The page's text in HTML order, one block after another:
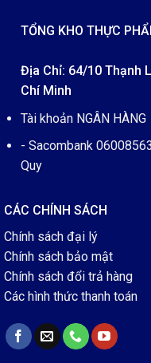
TỔNG KHO THỰC
Địa Chỉ: 64/10 Thạnh
Chí Minh
Tài khoản NGÂN HÀNG
- Sacombank
Quy
CÁC CHÍNH SÁCH
Chính sách đại lý
Chính sách bảo mật
Chính sách đổi trả hàng
Các hình thức thanh toán